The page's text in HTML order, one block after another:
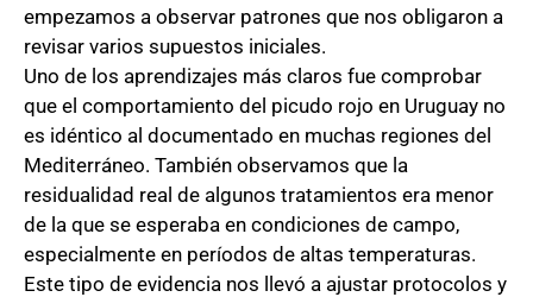
empezamos a observar patrones que nos obligaron a
revisar varios supuestos iniciales.
Uno de los aprendizajes más claros fue comprobar
que el comportamiento del picudo rojo en Uruguay no
es idéntico al documentado en muchas regiones del
Mediterráneo. También observamos que la
residualidad real de algunos tratamientos era menor
de la que se esperaba en condiciones de campo,
especialmente en períodos de altas temperaturas.
Este tipo de evidencia nos llevó a ajustar protocolos y